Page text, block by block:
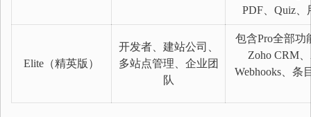
PDF、Quiz
Elite（精英版）
开发者、建站公司、
多站点管理、企业团
队
包含Pro全部功
Zoho CRM
Webhooks、